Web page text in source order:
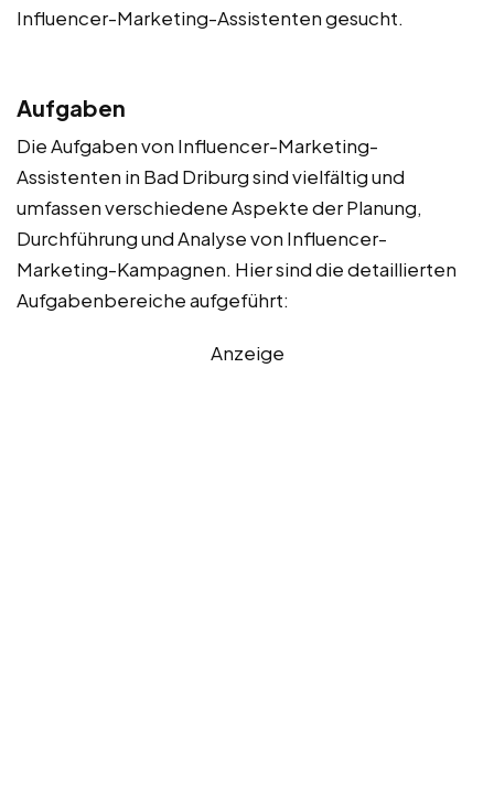
Influencer-Marketing-Assistenten gesucht.
Aufgaben
Die Aufgaben von Influencer-Marketing-
Assistenten in Bad Driburg sind vielfältig und
umfassen verschiedene Aspekte der Planung,
Durchführung und Analyse von Influencer-
Marketing-Kampagnen. Hier sind die detaillierten
Aufgabenbereiche aufgeführt:
Anzeige